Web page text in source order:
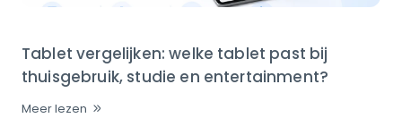
Tablet vergelijken: welke tablet past bij
thuisgebruik, studie en entertainment?
Meer lezen